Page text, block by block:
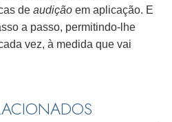
de audição em aplicação. E
a passo, permitindo-lhe
vez, à medida que vai